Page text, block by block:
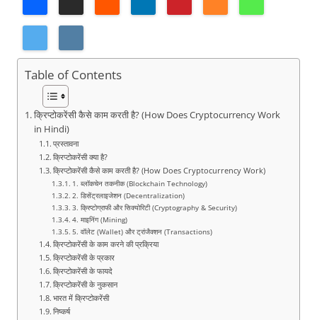
Table of Contents
क्रिप्टोकरेंसी कैसे काम करती है? (How Does Cryptocurrency Work
in Hindi)
प्रस्तावना
क्रिप्टोकरेंसी क्या है?
क्रिप्टोकरेंसी कैसे काम करती है? (How Does Cryptocurrency Work)
1. ब्लॉकचेन तकनीक (Blockchain Technology)
2. डिसेंट्रलाइजेशन (Decentralization)
3. क्रिप्टोग्राफी और सिक्योरिटी (Cryptography & Security)
4. माइनिंग (Mining)
5. वॉलेट (Wallet) और ट्रांजैक्शन (Transactions)
क्रिप्टोकरेंसी के काम करने की प्रक्रिया
क्रिप्टोकरेंसी के प्रकार
क्रिप्टोकरेंसी के फायदे
क्रिप्टोकरेंसी के नुकसान
भारत में क्रिप्टोकरेंसी
निष्कर्ष